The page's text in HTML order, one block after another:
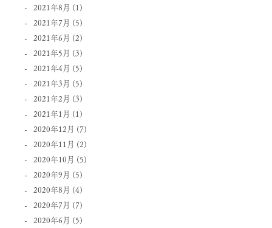
2021年8月 (1)
2021年7月 (5)
2021年6月 (2)
2021年5月 (3)
2021年4月 (5)
2021年3月 (5)
2021年2月 (3)
2021年1月 (1)
2020年12月 (7)
2020年11月 (2)
2020年10月 (5)
2020年9月 (5)
2020年8月 (4)
2020年7月 (7)
2020年6月 (5)